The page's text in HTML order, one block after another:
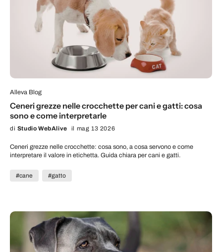
Alleva Blog
Ceneri grezze nelle crocchette per cani e gatti: cosa
sono e come interpretarle
di Studio WebAlive il mag 13 2026
Ceneri grezze nelle crocchette: cosa sono, a cosa servono e come
interpretare il valore in etichetta. Guida chiara per cani e gatti.
#cane #gatto